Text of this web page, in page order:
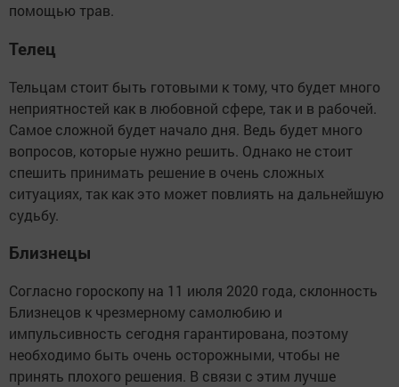
помощью трав.
Телец
Тельцам стоит быть готовыми к тому, что будет много
неприятностей как в любовной сфере, так и в рабочей.
Самое сложной будет начало дня. Ведь будет много
вопросов, которые нужно решить. Однако не стоит
спешить принимать решение в очень сложных
ситуациях, так как это может повлиять на дальнейшую
судьбу.
Близнецы
Согласно гороскопу на 11 июля 2020 года, склонность
Близнецов к чрезмерному самолюбию и
импульсивность сегодня гарантирована, поэтому
необходимо быть очень осторожными, чтобы не
принять плохого решения. В связи с этим лучше